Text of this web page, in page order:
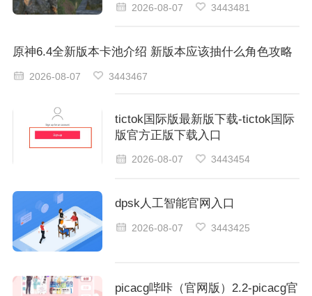
2026-08-07 3443481
原神6.4全新版本卡池介绍 新版本应该抽什么角色攻略
2026-08-07 3443467
tictok国际版最新版下载-tictok国际
版官方正版下载入口
2026-08-07 3443454
dpsk人工智能官网入口
2026-08-07 3443425
picacg哔咔（官网版）2.2-picacg官